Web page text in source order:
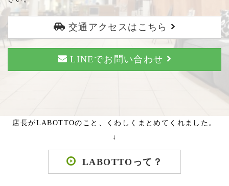
交通アクセスはこちら
LINEでお問い合わせ
店長がLABOTTOのこと、くわしくまとめてくれました。
↓
LABOTTOって？